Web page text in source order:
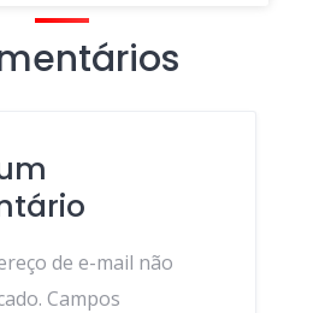
de e-mail não
Campos